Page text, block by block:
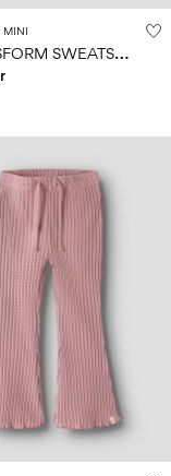
MINI
L
ØS PASFORM SWEATSHIRT